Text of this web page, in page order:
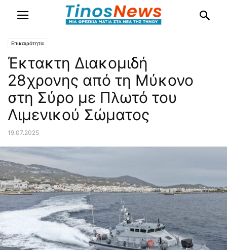
Επικαιρότητα
Έκτακτη Διακομιδή
28χρονης από τη Μύκονο
στη Σύρο με Πλωτό του
Λιμενικού Σώματος
19.07.2025